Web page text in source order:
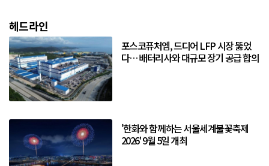
헤드라인
포스코퓨처엠, 드디어 LFP 시장 뚫었
다… 배터리사와 대규모 장기 공급 합의
'한화와 함께하는 서울세계불꽃축제
2026' 9월 5일 개최